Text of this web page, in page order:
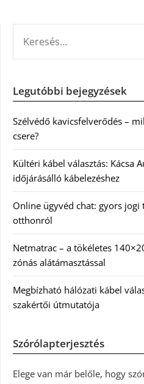
Legutóbbi bejegyzések
Szélvédő kavicsfelverődés –
csere?
Kültéri kábel választás: Kácsa
időjárásálló kábelezéshez
Online ügyvéd chat: gyors jogi
otthonról
Netmatrac – a tökéletes
zónás alátámasztással
Megbízható hálózati kábel
szakértői útmutatója
Szórólapterjesztés
Elege van már belőle, hogy